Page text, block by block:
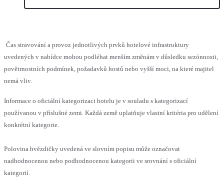
Čas stravování a provoz jednotlivých prvků hotelové infrastruktury
uvedených v nabídce mohou podléhat menším změnám v důsledku sezónnosti,
povětrnostních podmínek, požadavků hostů nebo vyšší moci, na které majitel
nemá vliv.
Informace o oficiální kategorizaci hotelu je v souladu s kategorizací
používanou v příslušné zemi. Každá země uplatňuje vlastní kritéria pro udělení
konkrétní kategorie.
Polovina hvězdičky uvedená ve slovním popisu může označovat
nadhodnocenou nebo podhodnocenou kategorii ve srovnání s oficiální
kategorií.